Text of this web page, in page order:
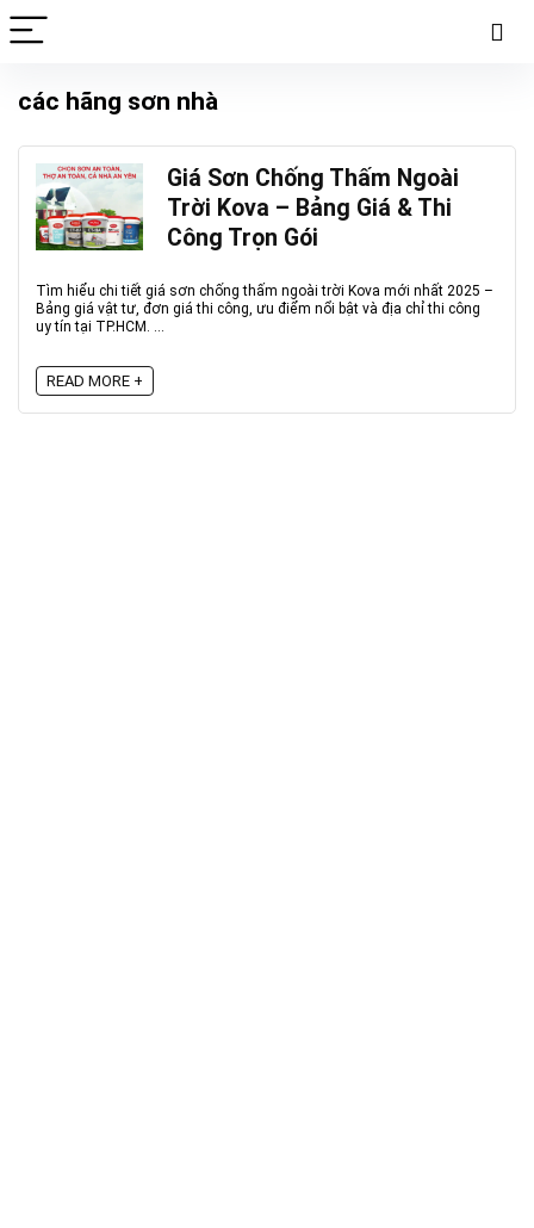
các hãng sơn nhà
Giá Sơn Chống Thấm Ngoài
Trời Kova – Bảng Giá & Thi
Công Trọn Gói
Tìm hiểu chi tiết giá sơn chống thấm ngoài trời Kova mới nhất 2025 –
Bảng giá vật tư, đơn giá thi công, ưu điểm nổi bật và địa chỉ thi công
uy tín tại TP.HCM. ...
READ MORE +